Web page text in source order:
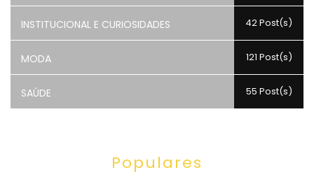
INSTITUCIONAL E CURIOSIDADES 42 Post(s)
MODA 121 Post(s)
SAÚDE 55 Post(s)
Populares